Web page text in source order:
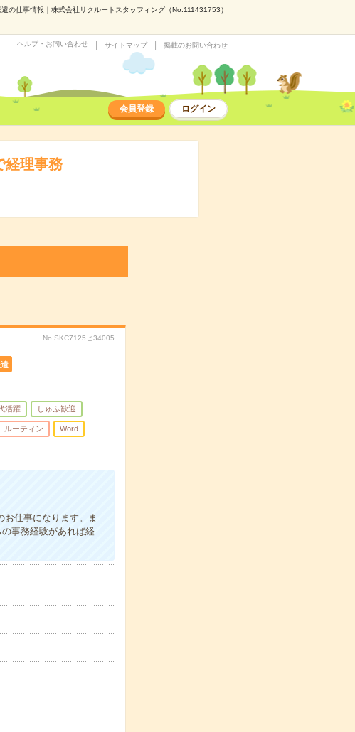
の仕事情報｜株式会社リクルートスタッフィング（No.111431753）
ヘルプ・お問い合わせ サイトマップ 掲載のお問い合わせ
会員登録 ログイン
経理事務
No.SKC7125ヒ34005
活躍 しゅふ歓迎
ルーティン Word
仕事になります。ま
事務経験があれば経